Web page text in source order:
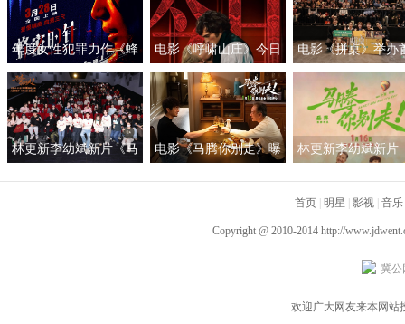
年度女性犯罪力作《蜂
蜜的针》定档3月28日
绝版影后阵容癫
电影《呼啸山庄》今日
上映
电影《拼桌》举办
礼及路演 白色情人
约搭子稳稳幸福
林更新李幼斌新片《马
电影《马腾你别走》曝
生“新地图”
林更新李幼斌新片
首页 明星 影视 音乐
Copyright @ 2010-2014 http://
冀公
欢迎广大网友来本网站